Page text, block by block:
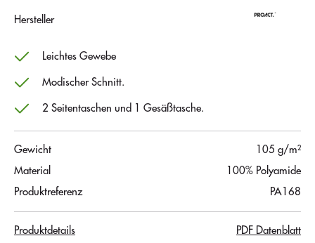
Hersteller
Leichtes Gewebe
Modischer Schnitt.
2 Seitentaschen und 1 Gesäßtasche.
Gewicht
105 g/m²
Material
100% Polyamide
Produktreferenz
PA168
Produktdetails PDF Datenblatt